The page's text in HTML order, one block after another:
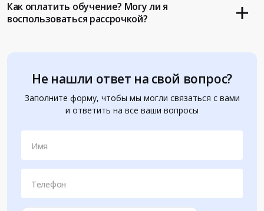
Не нашли ответ на свой вопрос?
Заполните форму, чтобы мы могли связаться с вами
и ответить на все ваши вопросы
Имя
Телефон
Как оплатить обучение? Могу ли я
воспользоваться рассрочкой?